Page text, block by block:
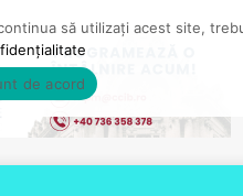
să utilizați acest site,
de acord